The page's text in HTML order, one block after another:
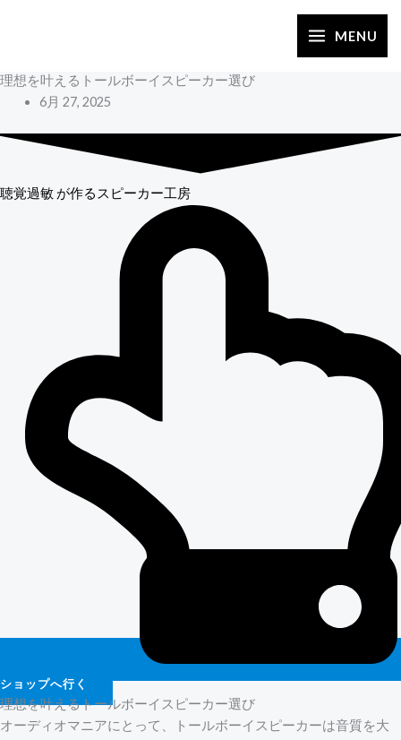
ス
ッ
MENU
理想を叶えるトールボーイスピーカー選び
6月 27, 2025
聴覚過敏 が作るスピーカー工房
ショップへ行く
理想を叶えるトールボーイスピーカー選び
オーディオマニアにとって、トールボーイスピーカーは音質を大